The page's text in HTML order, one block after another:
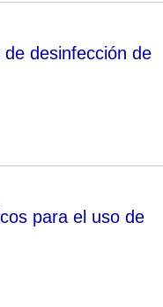
desinfección de
para el uso de